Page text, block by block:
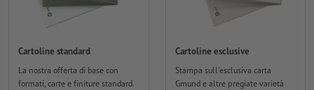
Cartoline standard
La nostra offerta di base con
formati, carte e finiture standard.
Cartoline esclusive
Stampa sull'esclusiva carta
Gmund e altre pregiate varietà